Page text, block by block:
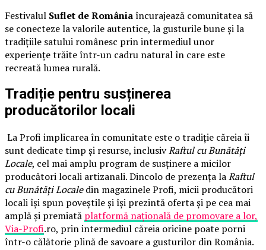
Festivalul Suflet de Româniaîncurajează comunitatea să
se conecteze la valorile autentice, la gusturile bune și la
tradițiile satului românesc prin intermediul unor
experiențe trăite într-un cadru natural în care este
recreată lumea rurală.
Tradiție pentru susținerea
producătorilor locali
La Profi implicarea în comunitate este o tradiție căreia îi
sunt dedicate timp și resurse, inclusivRaftul cu Bunătăți
Locale, cel mai amplu program de susținere a micilor
producători locali artizanali. Dincolo de prezența laRaftul
cu Bunătăți Localedin magazinele Profi, micii producători
locali își spun poveștile și își prezintă oferta și pe cea mai
amplă și premiată platformă națională de promovare a lor,
Via-Profi.ro, prin intermediul căreia oricine poate porni
într-o călătorie plină de savoare a gusturilor din România.